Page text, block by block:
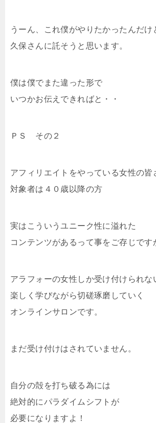
うーん、これ僕がやりたかったんだけ
久保さんに託そうと思います。
僕は僕でまた違った形で
いつかお伝えできればと・・
ＰＳ その２
アフィリエイトをやっている女性の皆
対象者は４０歳以降の方
実はこういうユニーク性に溢れた
コンテンツがあるって事をご存じです
アラフォーの女性しか受け付けられな
楽しく学びながら切磋琢磨していく
オンラインサロンです。
まだ受け付けはされていません。
自分の殻を打ち破る為には
絶対的にパラダイムシフトが
必要になりますよ！